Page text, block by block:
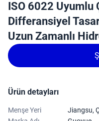
ISO 6022 Uyumlu
Differansiyel
Uzun Zamanlı
Ürün detayları
Menşe Yeri
Jiangsu,